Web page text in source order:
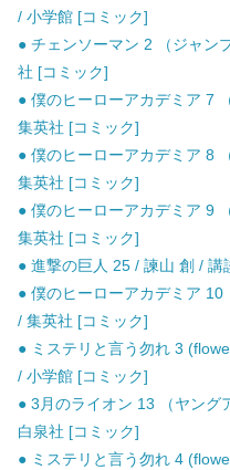
/ 小学館 [コミック]
● チェンソーマン 2 （ジャン
社 [コミック]
● 僕のヒーローアカデミア 7
集英社 [コミック]
● 僕のヒーローアカデミア 8
集英社 [コミック]
● 僕のヒーローアカデミア 9
集英社 [コミック]
● 進撃の巨人 25 / 諫山 創 / 講
● 僕のヒーローアカデミア
/ 集英社 [コミック]
● ミステリと言う勿れ 3
/ 小学館 [コミック]
● 3月のライオン 13 （ヤング
白泉社 [コミック]
● ミステリと言う勿れ 4